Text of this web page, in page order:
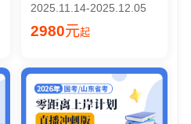
2025.11.14-2025.12.05
2980元起